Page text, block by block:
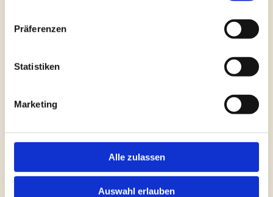
Präferenzen
Statistiken
Marketing
Alle zulassen
Auswahl erlauben
Deutschland
Deutschland
Deutschland
Silberbogen, Emil Ouchard, Paris,
Neusilberbogen, Roderich Paesold,
Deutschland